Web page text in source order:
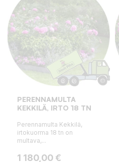
PERENNAMULTA
KEKKILÄ, IRTO 18 TN
Perennamulta Kekkilä,
irtokuorma 18 tn on
multava,...
Hinta
1 180,00 €